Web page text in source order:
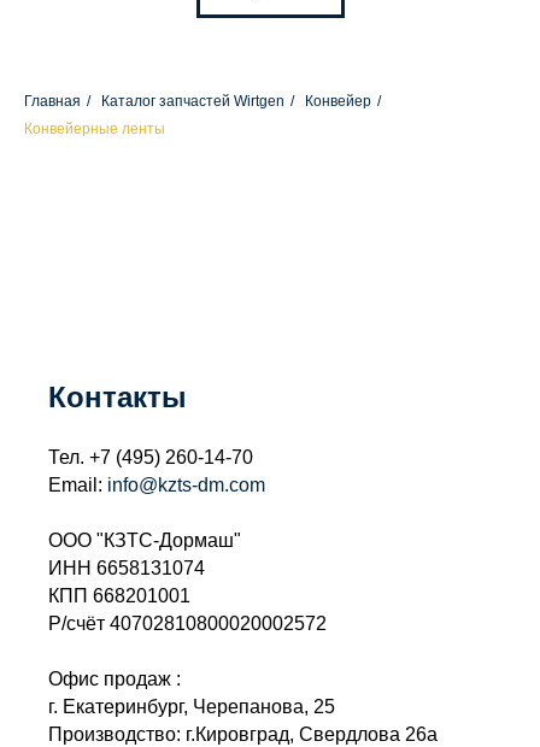
Главная / Каталог запчастей Wirtgen / Конвейер /
Конвейерные ленты
Контакты
Тел. +7 (495) 260-14-70
Email: info@kzts-dm.com
ООО "КЗТС-Дормаш"
ИНН 6658131074
КПП 668201001
Р/счёт 40702810800020002572
Офис продаж :
г. Екатеринбург, Черепанова, 25
Производство: г.Кировград, Свердлова 26а